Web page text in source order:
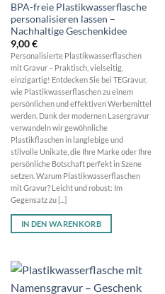
BPA-freie Plastikwasserflasche
personalisieren lassen –
Nachhaltige Geschenkidee
9,00€
Personalisierte Plastikwasserflaschen
mit Gravur – Praktisch, vielseitig,
einzigartig! Entdecken Sie bei TEGravur,
wie Plastikwasserflaschen zu einem
persönlichen und effektiven Werbemittel
werden. Dank der modernen Lasergravur
verwandeln wir gewöhnliche
Plastikflaschen in langlebige und
stilvolle Unikate, die Ihre Marke oder Ihre
persönliche Botschaft perfekt in Szene
setzen. Warum Plastikwasserflaschen
mit Gravur? Leicht und robust: Im
Gegensatz zu [...]
IN DEN WARENKORB